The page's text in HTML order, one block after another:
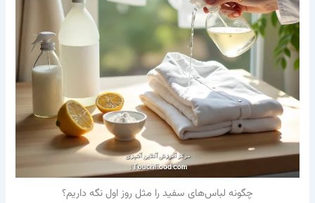
چگونه لباس‌های سفید را مثل روز اول نگه داریم؟